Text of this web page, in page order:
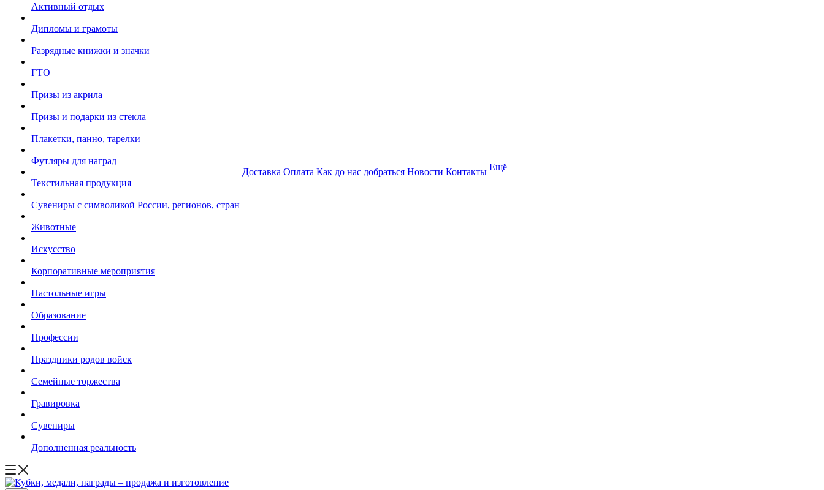
Активный отдых
Дипломы и грамоты
Разрядные книжки и значки
ГТО
Призы из акрила
Призы и подарки из стекла
Плакетки, панно, тарелки
Футляры для наград
Текстильная продукция
Сувениры с символикой России, регионов, стран
Животные
Искусство
Корпоративные мероприятия
Настольные игры
Образование
Профессии
Праздники родов войск
Семейные торжества
Гравировка
Сувениры
Дополненная реальность
Доставка Оплата Как до нас добраться Новости Контакты Ещё